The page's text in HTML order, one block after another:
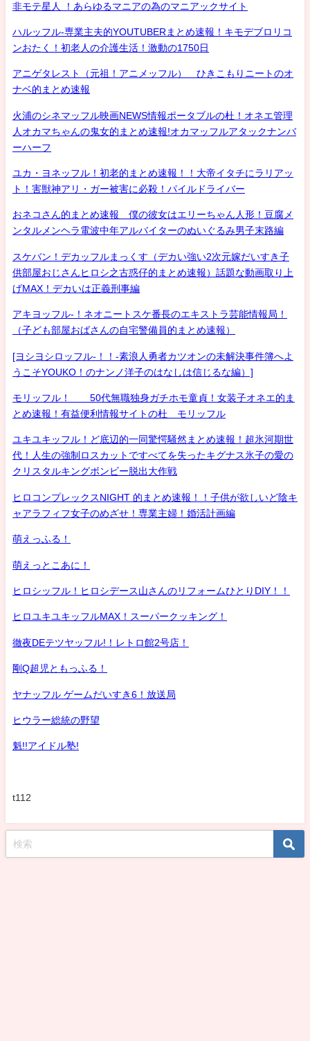
非モテ星人 ！あらゆるマニアの為のマニアックサイト
ハルッフル-専業主夫的YOUTUBERまとめ速報！キモデブロリコ
ンおたく！初老人の介護生活！激動の1750日
アニゲタレスト（元祖！アニメッフル） ひきこもりニートのオ
ナベ的まとめ速報
火浦のシネマッフル映画NEWS情報ポータブルの杜！オネエ管理
人オカマちゃんの鬼女的まとめ速報!オカマッフルアタックナンバ
ーハーフ
ユカ・ヨネッフル！初老的まとめ速報！！大帝イタチにラリアッ
ト！害獣神アリ・ガー被害に必殺！パイルドライバー
おネコさん的まとめ速報 僕の彼女はエリーちゃん人形！豆腐メ
ンタルメンヘラ電波中年アルバイターのぬいぐるみ男子末路編
スケバン！デカッフルまっくす（デカい強い2次元嫁だいすき子
供部屋おじさんヒロシ之古惑仔的まとめ速報）話題な動画取り上
げMAX！デカいは正義刑事編
アキヨッフル-！ネオニートスケ番長のエキストラ芸能情報局！
（子ども部屋おばさんの自宅警備員的まとめ速報）
[ヨシヨシロッフル-！！-素浪人勇者カツオンの未解決事件簿へよ
うこそYOUKO！のナンノ洋子のはなしは信じるな編）]
モリッフル！ 50代無職独身ガチホモ童貞！女装子オネエ的ま
とめ速報！有益便利情報サイトの杜 モリッフル
ユキユキッフル！ど底辺的一同驚愕騒然まとめ速報！超氷河期世
代！人生の強制ロスカットですべてを失ったキグナス氷子の愛の
クリスタルキングボンビー脱出大作戦
ヒロコンプレックスNIGHT 的まとめ速報！！子供が欲しいど陰キ
ャアラフィフ女子のめざせ！専業主婦！婚活計画編
萌えっふる！
萌えっとこあに！
ヒロシッフル！ヒロシデース山さんのリフォームひとりDIY！！
ヒロユキユキッフルMAX！スーパークッキング！
徹夜DEテツヤッフル!！レトロ館2号店！
剛Q超児ともっふる！
ヤナッフル ゲームだいすき6！放送局
ヒウラー総統の野望
魁!!アイドル塾!
t112